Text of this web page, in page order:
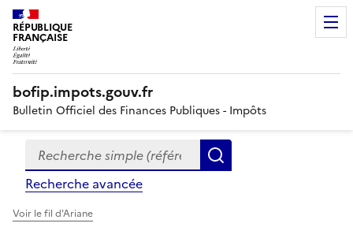
RÉPUBLIQUE
FRANÇAISE
bofip.impots.gouv.fr
Bulletin Officiel des Finances Publiques - Impôts
Formulaire
de
recherche
Recherche simple (références, mots clés, partie du
Recherche avancée
Voir le fil d'Ariane